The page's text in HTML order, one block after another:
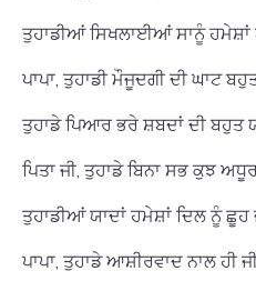
ਤੁਹਾਡੀਆਂ ਸਿਖਲਾਈਆਂ ਸਾਨੂੰ ਹਮੇਸ਼ਾਂ
ਪਾਪਾ, ਤੁਹਾਡੀ ਮੌਜੂਦਗੀ ਦੀ ਘਾਟ
ਤੁਹਾਡੇ ਪਿਆਰ ਭਰੇ ਸ਼ਬਦਾਂ ਦੀ ਬਹੁਤ
ਪਿਤਾ ਜੀ, ਤੁਹਾਡੇ ਬਿਨਾ ਸਭ ਕੁਝ
ਤੁਹਾਡੀਆਂ ਯਾਦਾਂ ਹਮੇਸ਼ਾਂ ਦਿਲ ਨੂੰ ਛੂਹ
ਪਾਪਾ, ਤੁਹਾਡੇ ਆਸ਼ੀਰਵਾਦ ਨਾਲ ਹੀ